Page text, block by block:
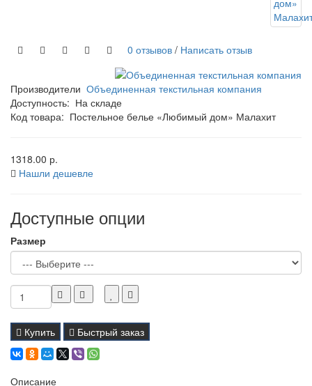
0 отзывов / Написать отзыв
Производители Объединенная текстильная компания
Доступность: На складе
Код товара: Постельное белье «Любимый дом» Малахит
1318.00 р.
Нашли дешевле
Доступные опции
Размер
Купить Быстрый заказ
Описание